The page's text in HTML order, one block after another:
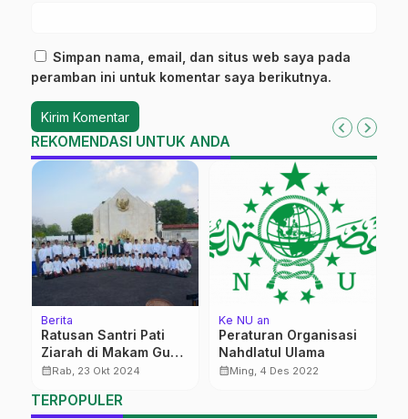
Simpan nama, email, dan situs web saya pada
peramban ini untuk komentar saya berikutnya.
REKOMENDASI UNTUK ANDA
Berita
Ratusan Santri Pati
Ziarah di Makam Gus
Hasyim
calendar_monthRab, 23 Okt 2024
Ke NU an
Peraturan Organisasi
Nahdlatul Ulama
calendar_monthMing, 4 Des 2022
TERPOPULER